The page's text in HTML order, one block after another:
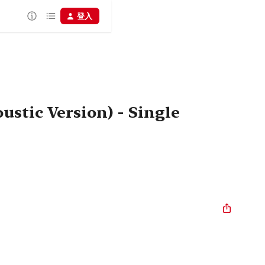
登入
Version) - Single